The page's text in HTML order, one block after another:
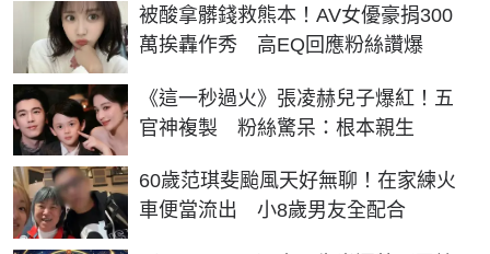
被酸拿髒錢救熊本！AV女優豪捐300
萬挨轟作秀 高EQ回應粉絲讚爆
《這一秒過火》張凌赫兒子爆紅！五
官神複製 粉絲驚呆：根本親生
60歲范琪斐颱風天好無聊！在家練火
車便當流出 小8歲男友全配合